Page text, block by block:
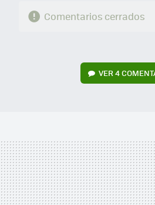
Comentarios cerrados
VER4